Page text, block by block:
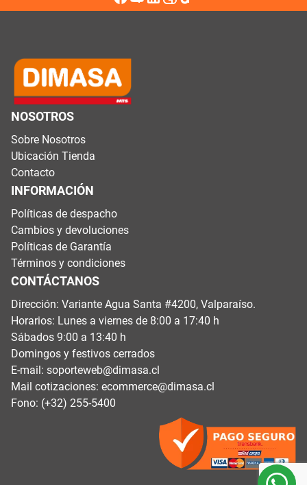
NOSOTROS
Sobre Nosotros
Ubicación Tienda
Contacto
INFORMACIÓN
Políticas de despacho
Cambios y devoluciones
Políticas de Garantía
Términos y condiciones
CONTÁCTANOS
Dirección: Variante Agua Santa #4200, Valparaíso.
Horarios: Lunes a viernes de 8:00 a 17:40 h
Sábados 9:00 a 13:40 h
Domingos y festivos cerrados
E-mail: soporteweb@dimasa.cl
Mail cotizaciones: ecommerce@dimasa.cl
Fono: (+32) 255-5400